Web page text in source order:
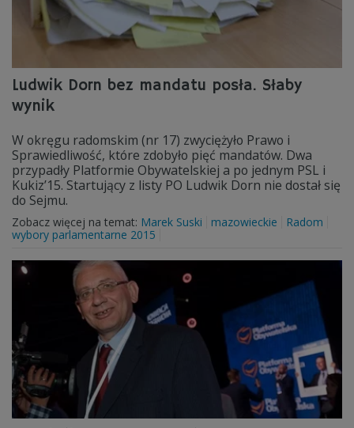
Ludwik Dorn bez mandatu posła. Słaby
wynik
W okręgu radomskim (nr 17) zwyciężyło Prawo i
Sprawiedliwość, które zdobyło pięć mandatów. Dwa
przypadły Platformie Obywatelskiej a po jednym PSL i
Kukiz’15. Startujący z listy PO Ludwik Dorn nie dostał się
do Sejmu.
Zobacz więcej na temat: Marek Suski mazowieckie
Radom
wybory parlamentarne 2015